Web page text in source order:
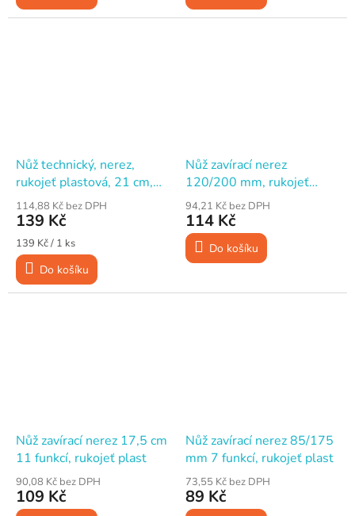
Nůž technický, nerez,
rukojeť plastová, 21 cm,
pochva na opasek
114,88 Kč bez DPH
139 Kč
Měrná
cena:
139 Kč / 1 ks
Do košíku
Nůž zavírací nerez
120/200 mm, rukojeť
plast
94,21 Kč bez DPH
114 Kč
Do košíku
Nůž zavírací nerez 17,5 cm
11 funkcí, rukojeť plast
90,08 Kč bez DPH
109 Kč
Nůž zavírací nerez 85/175
mm 7 funkcí, rukojeť plast
73,55 Kč bez DPH
89 Kč